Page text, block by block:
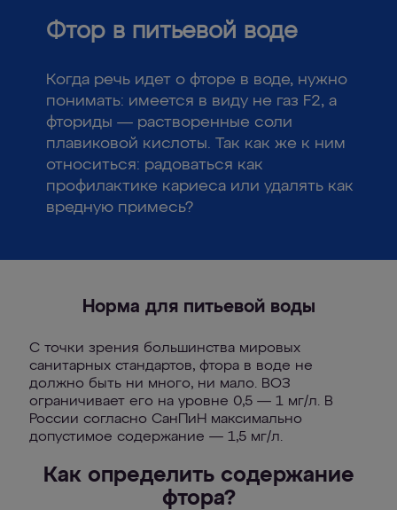
Фтор в питьевой воде
Когда речь идет о фторе в воде, нужно
понимать: имеется в виду не газ F2, а
фториды — растворенные соли
плавиковой кислоты. Так как же к ним
относиться: радоваться как
профилактике кариеса или удалять как
вредную примесь?
Норма для питьевой воды
С точки зрения большинства мировых
санитарных стандартов, фтора в воде не
должно быть ни много, ни мало. ВОЗ
ограничивает его на уровне 0,5 — 1 мг/л. В
России согласно СанПиН максимально
допустимое содержание — 1,5 мг/л.
Как определить содержание
фтора?